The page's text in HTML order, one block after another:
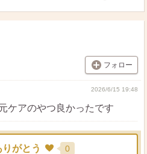
フォロー
2026/6/15 19:48
ケアのやつ良かったです
りがとう 0